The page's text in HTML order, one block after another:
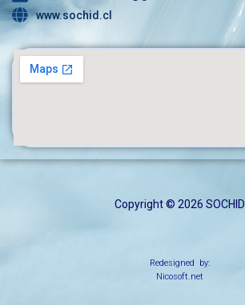
www.sochid.cl
Copyright © 2026 SOCHID
Redesigned by:
Nicosoft.net